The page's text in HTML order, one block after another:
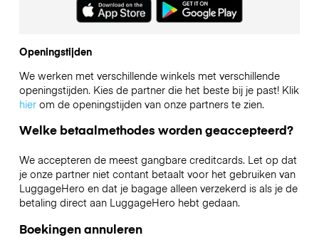
Openingstijden
We werken met verschillende winkels met verschillende
openingstijden. Kies de partner die het beste bij je past! Klik
hierom de openingstijden van onze partners te zien.
Welke betaalmethodes worden geaccepteerd?
We accepteren de meest gangbare creditcards. Let op dat
je onze partner niet contant betaalt voor het gebruiken van
LuggageHero en dat je bagage alleen verzekerd is als je de
betaling direct aan LuggageHero hebt gedaan.
Boekingen annuleren